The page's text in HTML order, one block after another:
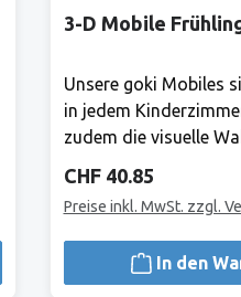
3-D Mobile
Unsere goki Mobiles
in jedem
zudem die visuelle
Neues zu entdecken!
laden zu himmlischen
Holz, 18
tut, tut Goki für
Regulärer Preis:
CHF 40.85
Preise inkl. MwSt. zzgl.
In den